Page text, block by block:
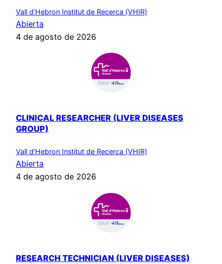
Vall d’Hebron Institut de Recerca (VHIR)
Abierta
4 de agosto de 2026
CLINICAL RESEARCHER (LIVER DISEASES
GROUP)
Vall d’Hebron Institut de Recerca (VHIR)
Abierta
4 de agosto de 2026
RESEARCH TECHNICIAN (LIVER DISEASES)